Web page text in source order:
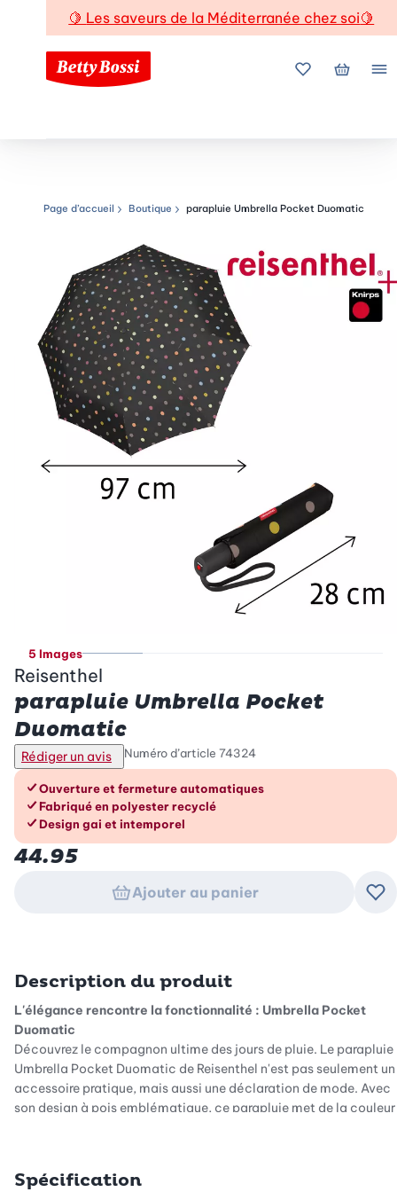
🍋 Les saveurs de la Méditerranée chez soi🍋
Mes favoris
Mon
Chemin de navigation
Page d’accueil Boutique parapluie Umbrella Pocket Duomatic
5 Images
Reisenthel
parapluie Umbrella Pocket
Duomatic
Rédiger un avis Numéro d’article 74324
Les avantages en un coup d’œil
Ouverture et fermeture automatiques
Fabriqué en polyester recyclé
Design gai et intemporel
44.95
Ajouter au panier
Description du produit
L'élégance rencontre la fonctionnalité : Umbrella Pocket
Duomatic
Découvrez le compagnon ultime des jours de pluie. Le parapluie
Umbrella Pocket Duomatic de Reisenthel n'est pas seulement un
accessoire pratique, mais aussi une déclaration de mode. Avec
son design à pois emblématique, ce parapluie met de la couleur
Spécification